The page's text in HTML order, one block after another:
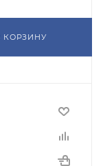
КОРЗИНУ